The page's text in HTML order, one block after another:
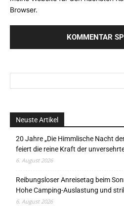
Browser.
Neuste Artikel
20 Jahre „Die Himmlische Nacht
feiert die reine Kraft der
6. August 2026
Reibungsloser Anreisetag beim
Hohe Camping-Auslastung und
6. August 2026